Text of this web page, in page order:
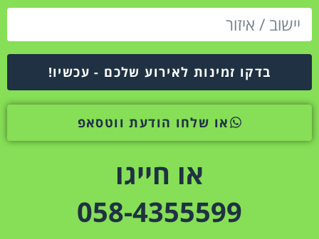
בדקו זמינות לאירוע שלכם - עכשיו!
או שלחו הודעת ווטסאפ
או חייגו
058-4355599